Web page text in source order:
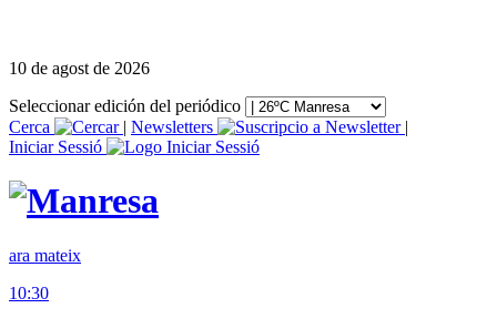
10 de agost de 2026
Seleccionar edición del periódico
Cerca
| Newsletters
|
Iniciar Sessió
ara mateix
10:30